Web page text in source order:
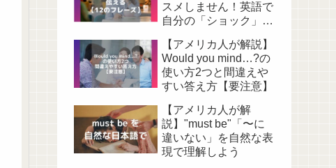
スメしません！英語で
自分の「ショック」を
【アメリカ人が解説】
Would you mind…?の
使い方2つと間違えや
すい答え方【要注意】
【アメリカ人が解
説】"must be"「〜に
違いない」を自然な表
現で理解しよう